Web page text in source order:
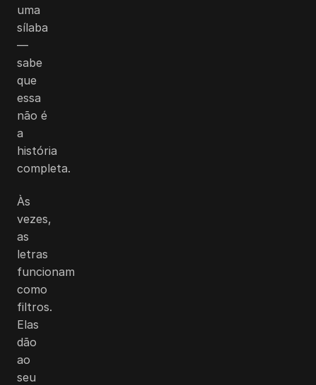
uma
sílaba
—
sabe
que
essa
não é
a
história
completa.
Às
vezes,
as
letras
funcionam
como
filtros.
Elas
dão
ao
seu